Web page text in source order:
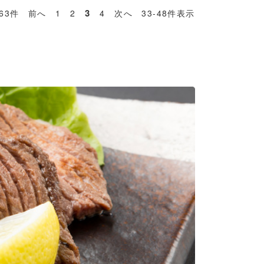
件 前へ 1 2 34 次へ 33-48件表示